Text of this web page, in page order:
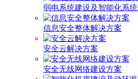
弱电系统建设及智能化系统
信息安全整体解决方案
安全云解决方案
安全无线网络建设方案